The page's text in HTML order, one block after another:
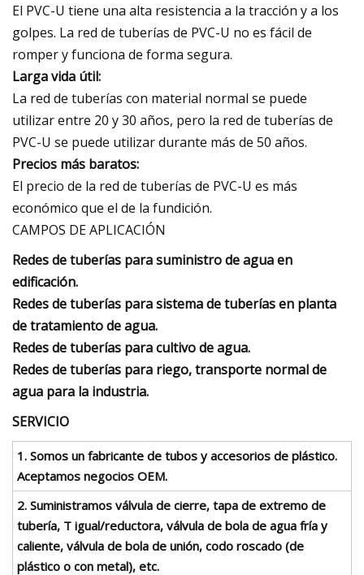
El PVC-U tiene una alta resistencia a la tracción y a los
golpes. La red de tuberías de PVC-U no es fácil de
romper y funciona de forma segura.
Larga vida útil:
La red de tuberías con material normal se puede
utilizar entre 20 y 30 años, pero la red de tuberías de
PVC-U se puede utilizar durante más de 50 años.
Precios más baratos:
El precio de la red de tuberías de PVC-U es más
económico que el de la fundición.
CAMPOS DE APLICACIÓN
Redes de tuberías para suministro de agua en
edificación.
Redes de tuberías para sistema de tuberías en planta
de tratamiento de agua.
Redes de tuberías para cultivo de agua.
Redes de tuberías para riego, transporte normal de
agua para la industria.
SERVICIO
1. Somos un fabricante de tubos y accesorios de plástico.
Aceptamos negocios OEM.
2. Suministramos válvula de cierre, tapa de extremo de
tubería, T igual/reductora, válvula de bola de agua fría y
caliente, válvula de bola de unión, codo roscado (de
plástico o con metal), etc.